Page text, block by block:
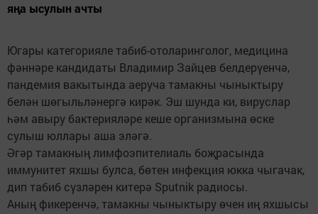
яңа ысулын ачты
Югары категорияле табиб-отоларинголог, медицина
фәннәре кандидаты Владимир Зайцев белдерүенчә,
пандемия вакытында аеруча тамакны чыныктыру
белән шөгыльләнергә кирәк. Эш шунда ки, вируслар
һәм авыру бактерияләре кеше организмына өске
сулыш юллары аша эләгә.
Әгәр тамакның лимфоэпителиаль боҗрасында
иммунитет яхшы булса, бөтен инфекция юкка чыгачак,
дип табиб сүзләрен китерә Sputnik радиосы.
Аның фикеренчә, тамакны чыныктыру өчен иң яхшысы